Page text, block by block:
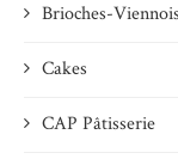
Brioches-
Cakes
CAP Pâtisserie